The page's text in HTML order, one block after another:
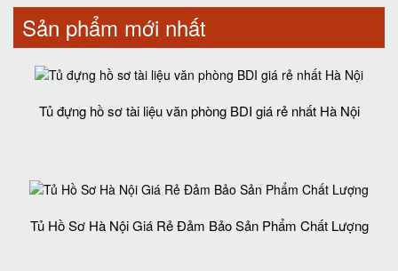
Sản phẩm mới nhất
Tủ đựng hồ sơ tài liệu văn phòng BDI giá rẻ nhất Hà Nội
Tủ Hồ Sơ Hà Nội Giá Rẻ Đảm Bảo Sản Phẩm Chất Lượng‎